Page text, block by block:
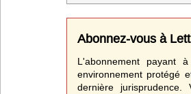
Abonnez-vous à
L'abonnement payant à
environnement protégé
dernière